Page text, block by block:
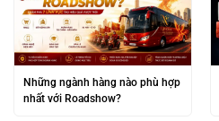
Những ngành hàng nào phù hợp
nhất với Roadshow?